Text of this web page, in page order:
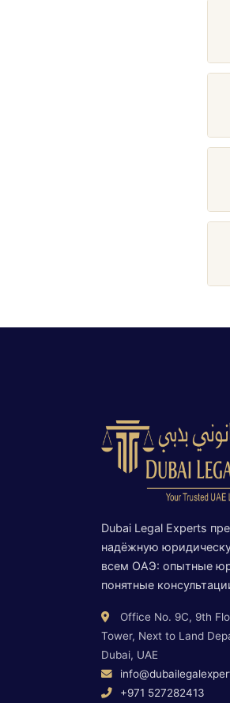
Dubai Legal Experts
надёжную
всем ОАЭ: опытные
понятные
Office No. 9C, 9th
Tower, Next to Land
Dubai, UAE
+971 527282413